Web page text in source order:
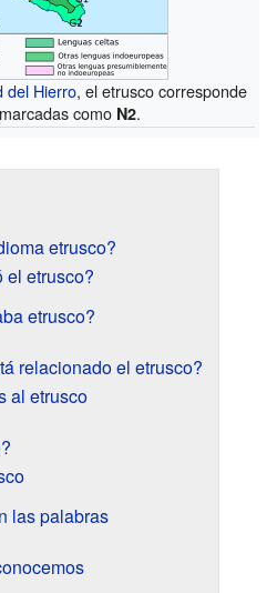
del Hierro, el etrusco corresponde
como N2.
etrusco?
el etrusco?
etrusco?
relacionado el etrusco?
al etrusco
las palabras